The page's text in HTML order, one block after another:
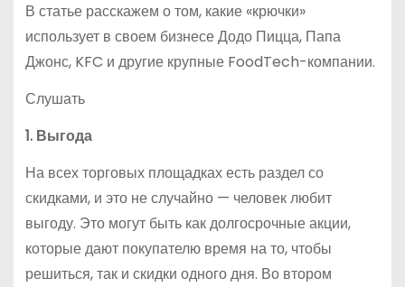
В статье расскажем о том, какие «крючки»
использует в своем бизнесе Додо Пицца, Папа
Джонс, KFC и другие крупные FoodTech-компании.
Слушать
1. Выгода
На всех торговых площадках есть раздел со
скидками, и это не случайно — человек любит
выгоду. Это могут быть как долгосрочные акции,
которые дают покупателю время на то, чтобы
решиться, так и скидки одного дня. Во втором